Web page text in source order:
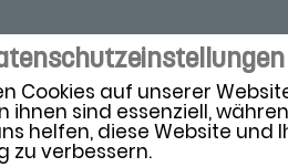
Cookies auf unserer
ihnen sind essenziell,
helfen, diese Website und
zu verbessern.